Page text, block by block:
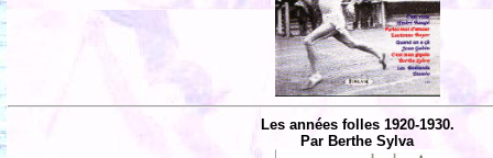
Les années folles 1920-1930.
Par Berthe Sylva